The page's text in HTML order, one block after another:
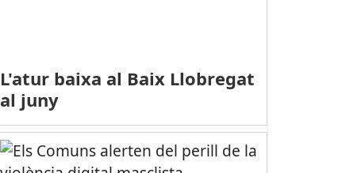
L'atur baixa al Baix Llobregat
al juny